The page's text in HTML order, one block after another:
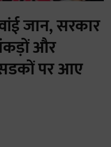
जान, सरकार
और
पर आए